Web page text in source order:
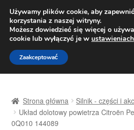
DOSTAWA od
Pn.-pt. 9:00-16:00
Przejdź
do
nawigacji
Przejdź
do
treści
Dostawa
Strona główna Silnik - części i
Układ dolotowy powietrza Citroën
0Q010 144089
Używamy plików cookie, aby
korzystania z naszej witryny.
Możesz dowiedzieć się więcej o
cookie lub wyłączyć je w ustawieniach
Zaakceptować